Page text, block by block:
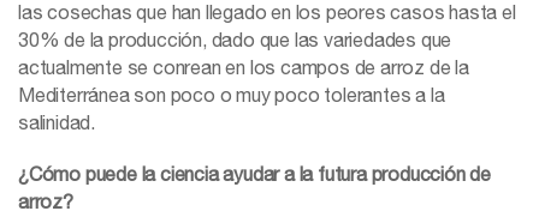
las cosechas que han llegado en los peores casos hasta el
30% de la producción, dado que las variedades que
actualmente se conrean en los campos de arroz de la
Mediterránea son poco o muy poco tolerantes a la
salinidad.
¿Cómo puede la ciencia ayudar a la futura producción de
arroz?